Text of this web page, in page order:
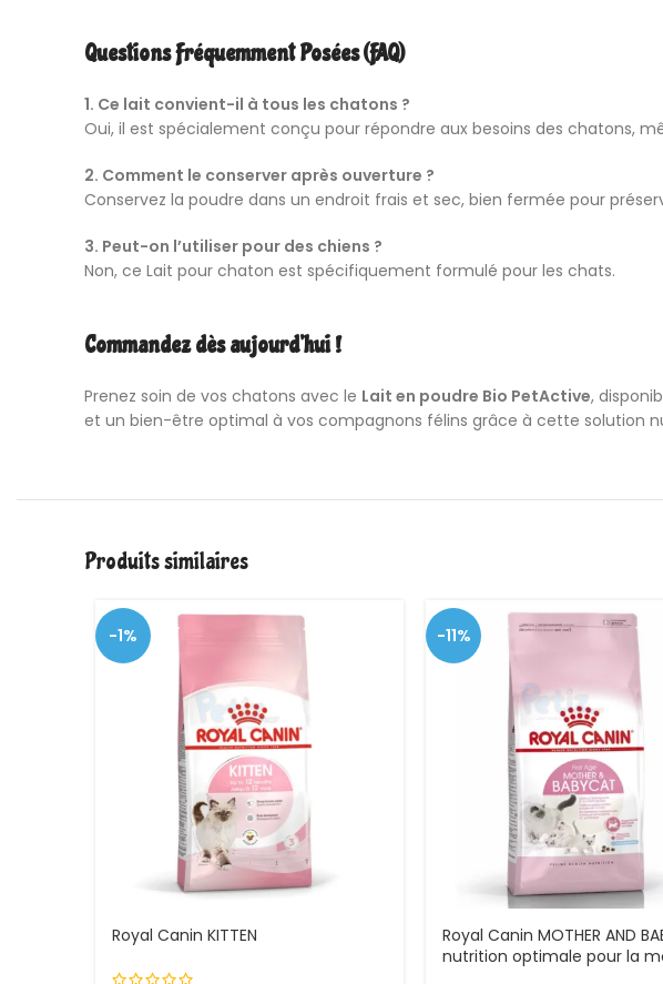
Questions Fréquemment Posées (FAQ)
1. Ce lait convient-il à tous les chatons ?
Oui, il est spécialement conçu pour répondre aux besoins des chatons,
2. Comment le conserver après ouverture ?
Conservez la poudre dans un endroit frais et sec, bien fermée pour
3. Peut-on l’utiliser pour des chiens ?
Non, ce Lait pour chaton est spécifiquement formulé pour les chats.
Commandez dès aujourd’hui !
Prenez soin de vos chatons avec le Lait en poudre Bio PetActive,
et un bien-être optimal à vos compagnons félins grâce à cette solution
Produits similaires
-1%
Royal Canin KITTEN
-11%
Royal Canin MOTHER AND
nutrition optimale pour la